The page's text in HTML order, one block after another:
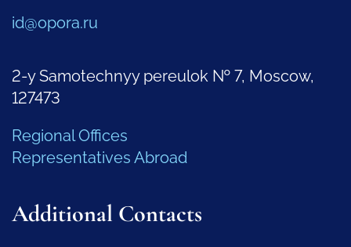
id@opora.ru
2-y Samotechnyy pereulok № 7, Moscow,
127473
Regional Offices
Representatives Abroad
Additional Contacts